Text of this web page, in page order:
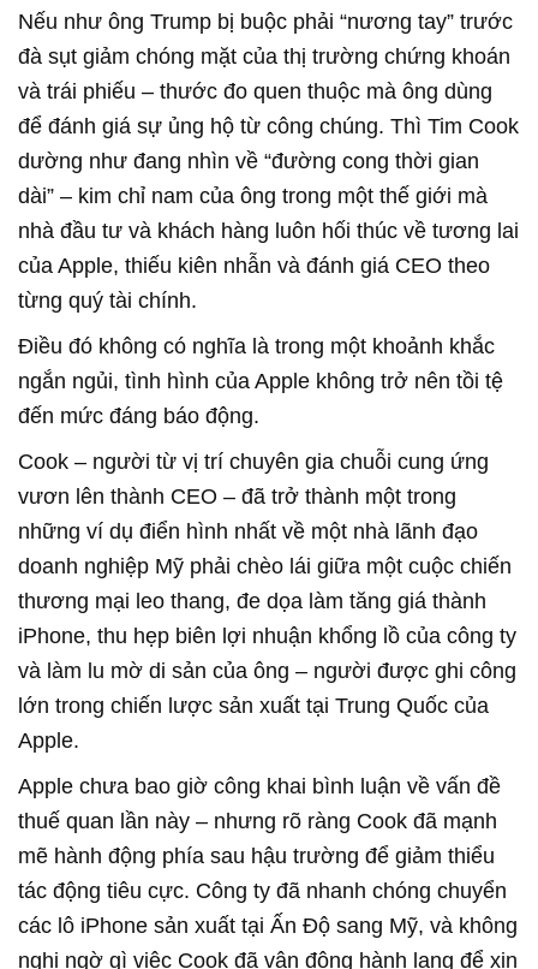
Nếu như ông Trump bị buộc phải “nương tay” trước
đà sụt giảm chóng mặt của thị trường chứng khoán
và trái phiếu – thước đo quen thuộc mà ông dùng
để đánh giá sự ủng hộ từ công chúng. Thì Tim Cook
dường như đang nhìn về “đường cong thời gian
dài” – kim chỉ nam của ông trong một thế giới mà
nhà đầu tư và khách hàng luôn hối thúc về tương lai
của Apple, thiếu kiên nhẫn và đánh giá CEO theo
từng quý tài chính.
Điều đó không có nghĩa là trong một khoảnh khắc
ngắn ngủi, tình hình của Apple không trở nên tồi tệ
đến mức đáng báo động.
Cook – người từ vị trí chuyên gia chuỗi cung ứng
vươn lên thành CEO – đã trở thành một trong
những ví dụ điển hình nhất về một nhà lãnh đạo
doanh nghiệp Mỹ phải chèo lái giữa một cuộc chiến
thương mại leo thang, đe dọa làm tăng giá thành
iPhone, thu hẹp biên lợi nhuận khổng lồ của công ty
và làm lu mờ di sản của ông – người được ghi công
lớn trong chiến lược sản xuất tại Trung Quốc của
Apple.
Apple chưa bao giờ công khai bình luận về vấn đề
thuế quan lần này – nhưng rõ ràng Cook đã mạnh
mẽ hành động phía sau hậu trường để giảm thiểu
tác động tiêu cực. Công ty đã nhanh chóng chuyển
các lô iPhone sản xuất tại Ấn Độ sang Mỹ, và không
nghi ngờ gì việc Cook đã vận động hành lang để xin